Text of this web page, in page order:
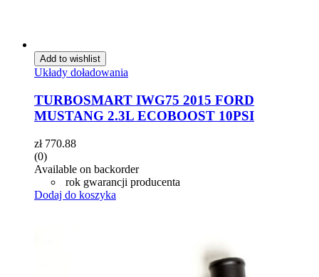
Add to wishlist
Układy doładowania
TURBOSMART IWG75 2015 FORD
MUSTANG 2.3L ECOBOOST 10PSI
zł770.88
(0)
Available on backorder
rok gwarancji producenta
Dodaj do koszyka